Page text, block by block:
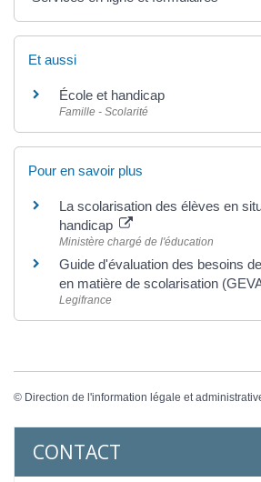
Et aussi
École et handicap
Famille - Scolarité
Pour en savoir plus
La scolarisation des élèves en
handicap
Ministère chargé de l'éducation
Guide d'évaluation des besoins
en matière de scolarisation
Legifrance
© Direction de l'information légale et
CONTACT